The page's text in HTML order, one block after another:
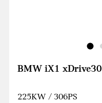
BMW iX1 xDrive30
225KW / 306PS